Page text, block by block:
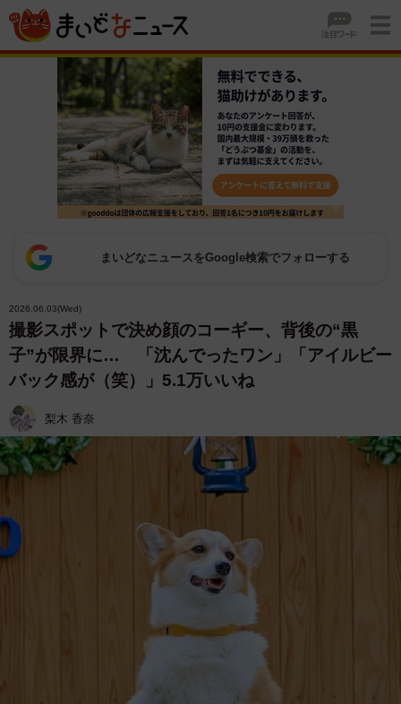
まいどなニュースをGoogle検索でフォローする
2026.06.03(Wed)
撮影スポットで決め顔のコーギー、背後の“黒
子”が限界に… 「沈んでったワン」「アイルビー
バック感が（笑）」5.1万いいね
梨木 香奈